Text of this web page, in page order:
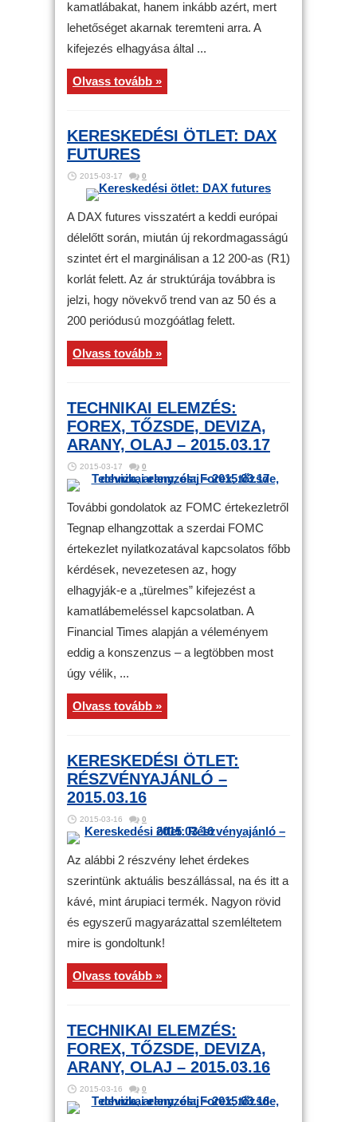
kamatlábakat, hanem inkább azért, mert
lehetőséget akarnak teremteni arra. A
kifejezés elhagyása által ...
Olvass tovább »
KERESKEDÉSI ÖTLET: DAX
FUTURES
2015-03-17 0
A DAX futures visszatért a keddi európai
délelőtt során, miután új rekordmagasságú
szintet ért el marginálisan a 12 200-as (R1)
korlát felett. Az ár struktúrája továbbra is
jelzi, hogy növekvő trend van az 50 és a
200 periódusú mozgóátlag felett.
Olvass tovább »
TECHNIKAI ELEMZÉS:
FOREX, TŐZSDE, DEVIZA,
ARANY, OLAJ – 2015.03.17
2015-03-17 0
További gondolatok az FOMC értekezletről
Tegnap elhangzottak a szerdai FOMC
értekezlet nyilatkozatával kapcsolatos főbb
kérdések, nevezetesen az, hogy
elhagyják-e a „türelmes” kifejezést a
kamatlábemeléssel kapcsolatban. A
Financial Times alapján a véleményem
eddig a konszenzus – a legtöbben most
úgy vélik, ...
Olvass tovább »
KERESKEDÉSI ÖTLET:
RÉSZVÉNYAJÁNLÓ –
2015.03.16
2015-03-16 0
Az alábbi 2 részvény lehet érdekes
szerintünk aktuális beszállással, na és itt a
kávé, mint árupiaci termék. Nagyon rövid
és egyszerű magyarázattal szemléltetem
mire is gondoltunk!
Olvass tovább »
TECHNIKAI ELEMZÉS:
FOREX, TŐZSDE, DEVIZA,
ARANY, OLAJ – 2015.03.16
2015-03-16 0